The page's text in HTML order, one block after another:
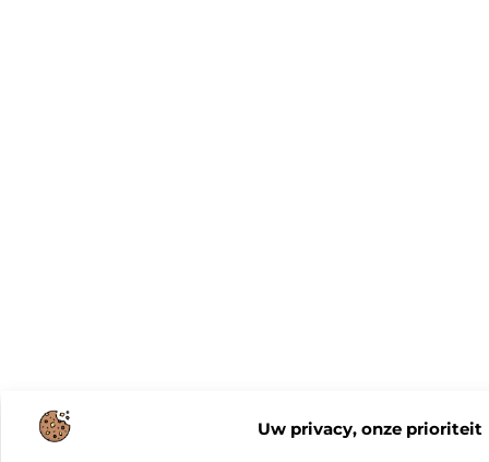
Uw privacy, onze prioriteit